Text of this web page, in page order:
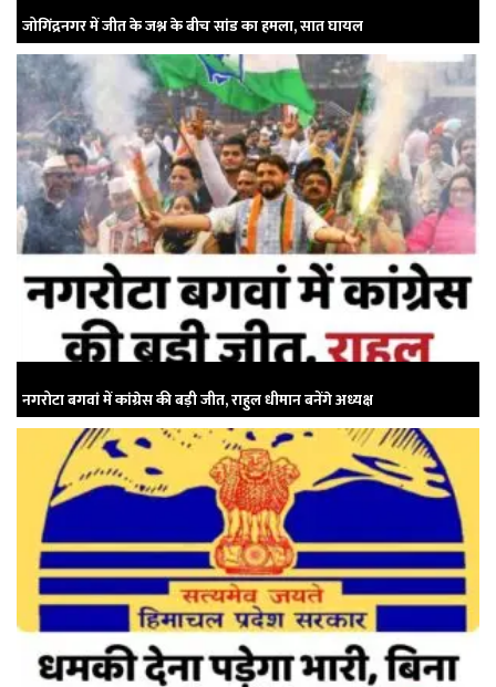
जोगिंद्रनगर में जीत के जश्न के बीच सांड का हमला, सात घायल
नगरोटा बगवां में कांग्रेस की बड़ी जीत, राहुल धीमान बनेंगे अध्यक्ष